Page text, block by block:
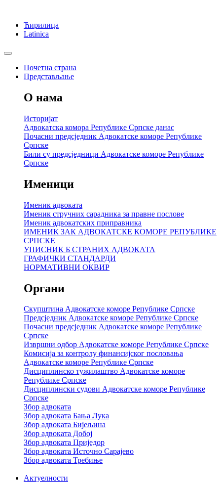
Ћирилица
Latinica
Почетна страна
Представљање
О нама
Историјат
Адвокатска комора Републике Српске данас
Почасни предсједник Адвокатске коморе Републике
Српске
Били су предсједници Адвокатске коморе Републике
Српске
Именици
Именик адвоката
Именик стручних сарадника за правне послове
Именик адвокатских приправника
ИМЕНИК ЗАК АДВОКАТСКЕ КОМОРЕ РЕПУБЛИКЕ
СРПСКЕ
УПИСНИК Б СТРАНИХ АДВОКАТА
ГРАФИЧКИ СТАНДАРДИ
НОРМАТИВНИ ОКВИР
Органи
Скупштина Адвокатске коморе Републике Српске
Предсједник Адвокатске коморе Републике Српске
Почасни предсједник Адвокатске коморе Републике
Српске
Извршни одбор Адвокатске коморе Републике Српске
Комисија за контролу финансијског пословања
Адвокатске коморе Републике Српске
Дисциплинско тужилаштво Адвокатске коморе
Републике Српске
Дисциплински судови Адвокатске коморе Републике
Српске
Збор адвоката
Збор адвоката Бања Лука
Збор адвоката Бијељина
Збор адвоката Добој
Збор адвоката Приједор
Збор адвоката Источно Сарајево
Збор адвоката Требиње
Актуелности